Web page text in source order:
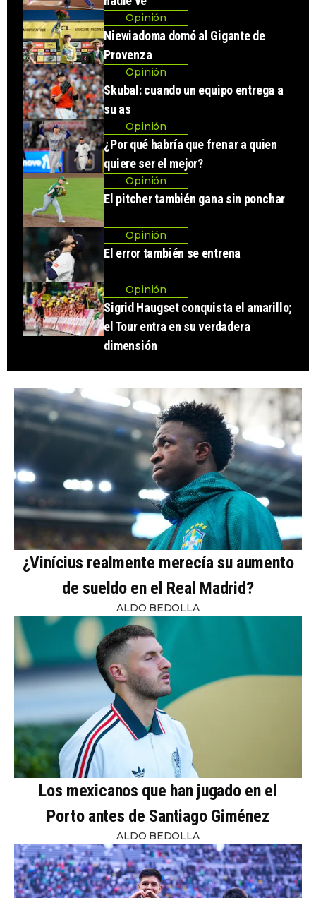
Opinión
Niewiadoma domó al Gigante de
Provenza
Opinión
Skubal: cuando un equipo entrega a
su as
Opinión
¿Por qué habría que frenar a quien
quiere ser el mejor?
Opinión
El pitcher también gana sin ponchar
Opinión
El error también se entrena
Opinión
Sigrid Haugset conquista el amarillo;
el Tour entra en su verdadera
dimensión
¿Vinícius realmente merecía su aumento
de sueldo en el Real Madrid?
ALDO BEDOLLA
Los mexicanos que han jugado en el
Porto antes de Santiago Giménez
ALDO BEDOLLA